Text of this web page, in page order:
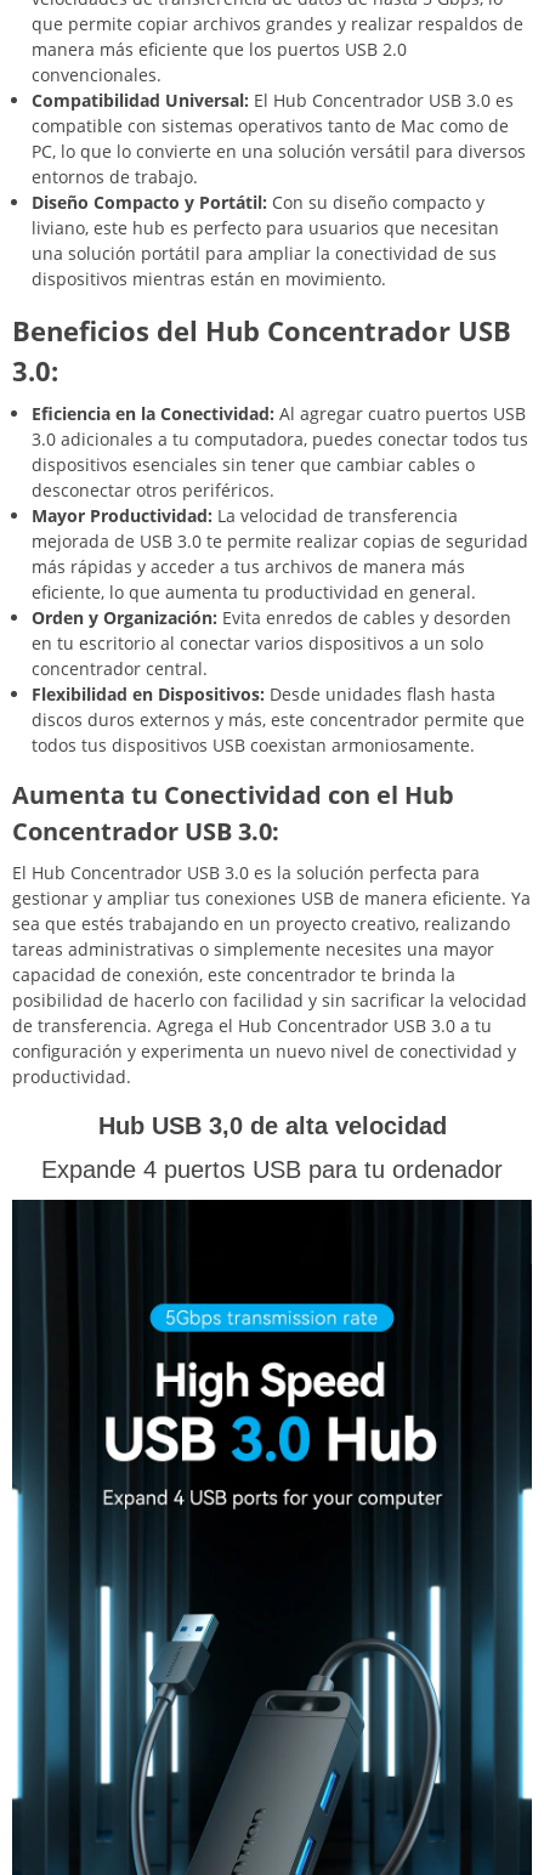
que permite copiar archivos grandes y realizar respaldos de
manera más eficiente que los puertos USB 2.0
convencionales.
Compatibilidad Universal: El Hub Concentrador USB 3.0 es
compatible con sistemas operativos tanto de Mac como de
PC, lo que lo convierte en una solución versátil para diversos
entornos de trabajo.
Diseño Compacto y Portátil: Con su diseño compacto y
liviano, este hub es perfecto para usuarios que necesitan
una solución portátil para ampliar la conectividad de sus
dispositivos mientras están en movimiento.
Beneficios del Hub Concentrador USB
3.0:
Eficiencia en la Conectividad: Al agregar cuatro puertos USB
3.0 adicionales a tu computadora, puedes conectar todos tus
dispositivos esenciales sin tener que cambiar cables o
desconectar otros periféricos.
Mayor Productividad: La velocidad de transferencia
mejorada de USB 3.0 te permite realizar copias de seguridad
más rápidas y acceder a tus archivos de manera más
eficiente, lo que aumenta tu productividad en general.
Orden y Organización: Evita enredos de cables y desorden
en tu escritorio al conectar varios dispositivos a un solo
concentrador central.
Flexibilidad en Dispositivos: Desde unidades flash hasta
discos duros externos y más, este concentrador permite que
todos tus dispositivos USB coexistan armoniosamente.
Aumenta tu Conectividad con el Hub
Concentrador USB 3.0:
El Hub Concentrador USB 3.0 es la solución perfecta para
gestionar y ampliar tus conexiones USB de manera eficiente. Ya
sea que estés trabajando en un proyecto creativo, realizando
tareas administrativas o simplemente necesites una mayor
capacidad de conexión, este concentrador te brinda la
posibilidad de hacerlo con facilidad y sin sacrificar la velocidad
de transferencia. Agrega el Hub Concentrador USB 3.0 a tu
configuración y experimenta un nuevo nivel de conectividad y
productividad.
Hub USB 3,0 de alta velocidad
Expande 4 puertos USB para tu ordenador